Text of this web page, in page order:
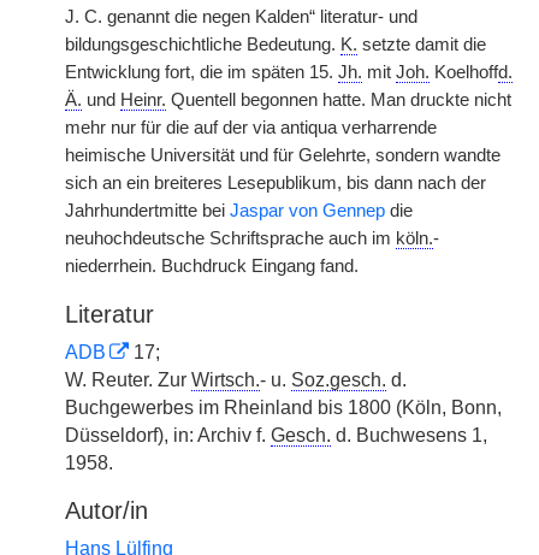
J. C. genannt die negen Kalden“ literatur- und
bildungsgeschichtliche Bedeutung. K. setzte damit die
Entwicklung fort, die im späten 15. Jh. mit Joh. Koelhoffd.
Ä. und Heinr. Quentell begonnen hatte. Man druckte nicht
mehr nur für die auf der via antiqua verharrende
heimische Universität und für Gelehrte, sondern wandte
sich an ein breiteres Lesepublikum, bis dann nach der
Jahrhundertmitte bei Jaspar von Gennep die
neuhochdeutsche Schriftsprache auch im köln.-
niederrhein. Buchdruck Eingang fand.
Literatur
ADB
17;
W. Reuter. Zur Wirtsch.- u. Soz.gesch. d.
Buchgewerbes im Rheinland bis 1800 (Köln, Bonn,
Düsseldorf), in: Archiv f. Gesch. d. Buchwesens 1,
1958.
Autor/in
Hans Lülfing